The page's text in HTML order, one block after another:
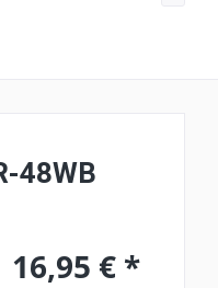
48WB
16,95 € *